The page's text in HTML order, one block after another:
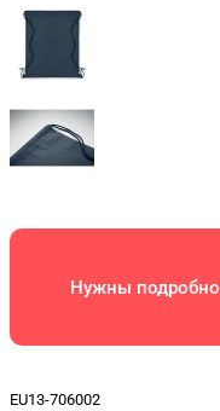
Нужны
EU13-706002